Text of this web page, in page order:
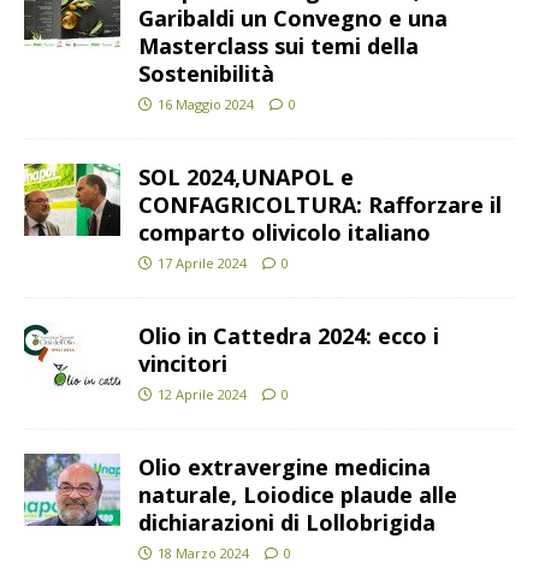
Garibaldi un Convegno e una
Masterclass sui temi della
Sostenibilità
16 Maggio 2024 0
SOL 2024,UNAPOL e
CONFAGRICOLTURA: Rafforzare il
comparto olivicolo italiano
17 Aprile 2024 0
Olio in Cattedra 2024: ecco i
vincitori
12 Aprile 2024 0
Olio extravergine medicina
naturale, Loiodice plaude alle
dichiarazioni di Lollobrigida
18 Marzo 2024 0